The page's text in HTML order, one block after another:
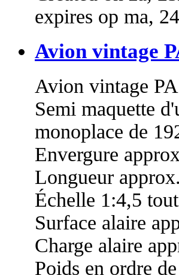
expires op ma,
Avion vintage
Avion vintage
Semi maquette
monoplace de
Envergure
Longueur
Échelle 1:4,5
Surface alaire
Charge alaire
Poids en ordre